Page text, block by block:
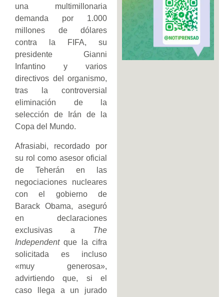
una multimillonaria
demanda por 1.000
millones de dólares
contra la FIFA, su
presidente Gianni
Infantino y varios
directivos del organismo,
tras la controversial
eliminación de la
selección de Irán de la
Copa del Mundo.
Afrasiabi, recordado por
su rol como asesor oficial
de Teherán en las
negociaciones nucleares
con el gobierno de
Barack Obama, aseguró
en declaraciones
exclusivas a The
Independentque la cifra
solicitada es incluso
«muy generosa»,
advirtiendo que, si el
caso llega a un jurado